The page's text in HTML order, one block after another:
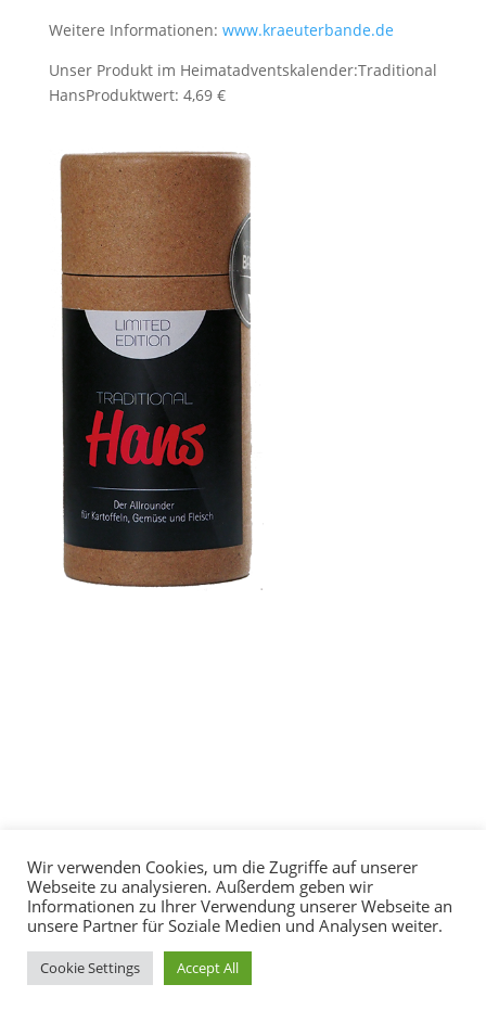
Weitere Informationen: www.kraeuterbande.de
Unser Produkt im Heimatadventskalender:Traditional
HansProduktwert: 4,69 €
© 2024 All Rights Reserved |Datenschutzerklärung
Impressum| Webseite mit♥umgesetzt von
printline-werbemacher.dein Herzogenaurach
Wir verwenden Cookies, um die Zugriffe auf unserer
Webseite zu analysieren. Außerdem geben wir
Informationen zu Ihrer Verwendung unserer Webseite an
unsere Partner für Soziale Medien und Analysen weiter.
Cookie Settings Accept All